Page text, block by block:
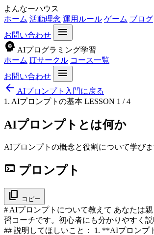
よんなーハウス
ホーム 活動理念 運用ルール ゲーム ブログ
お問い合わせ
menu
psychology AIプログラミング学習
ホーム ITサークル コース一覧
お問い合わせ
menu
arrow_back AIプロンプト入門に戻る
1. AIプロンプトの基本 LESSON 1 / 4
AIプロンプトとは何か
AIプロンプトの概念と役割について学びま
terminal プロンプト
content_copy コピー
# AIプロンプトについて教えて あなたは
習コーチです。初心者にも分かりやすく説
## 説明してほしいこと： 1. **AIプロンプ